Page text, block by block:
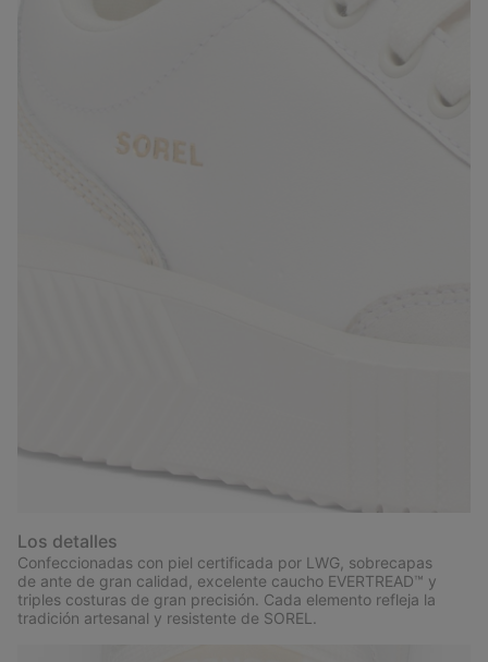
Los detalles
Confeccionadas con piel certificada por LWG, sobrecapas
de ante de gran calidad, excelente caucho EVERTREAD™ y
triples costuras de gran precisión. Cada elemento refleja la
tradición artesanal y resistente de SOREL.